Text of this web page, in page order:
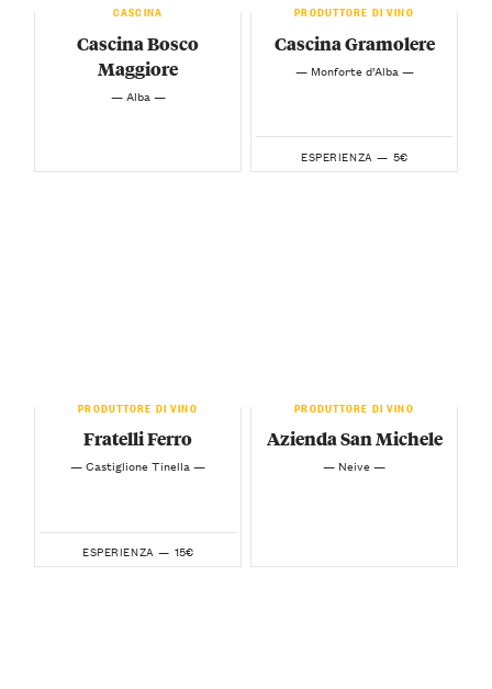
CASCINA
Cascina Bosco
Maggiore
— Alba —
PRODUTTORE DI VINO
Cascina Gramolere
— Monforte d’Alba —
ESPERIENZA — 5€
PRODUTTORE DI VINO
Fratelli Ferro
— Castiglione Tinella —
ESPERIENZA — 15€
PRODUTTORE DI VINO
Azienda San Michele
— Neive —